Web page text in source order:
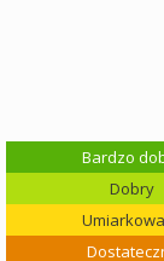
Bardzo
Dobry